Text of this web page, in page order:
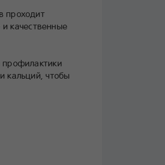
проходит
качественные
профилактики
кальций, чтобы